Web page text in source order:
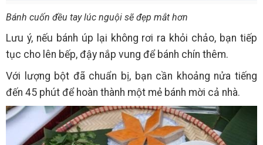
Bánh cuốn đều tay lúc nguội sẽ đẹp mắt hơn
Lưu ý, nếu bánh úp lại không rơi ra khỏi chảo, bạn tiếp
tục cho lên bếp, đậy nắp vung để bánh chín thêm.
Với lượng bột đã chuẩn bị, bạn cần khoảng nửa tiếng
đến 45 phút để hoàn thành một mẻ bánh mời cả nhà.